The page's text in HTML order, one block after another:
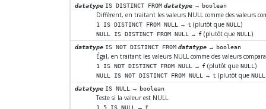
datatype IS DISTINCT FROM datatype → boolean
Différent, en traitant les valeurs NULL comme des valeurs
1 IS DISTINCT FROM NULL → t (plutôt que NULL )
NULL IS DISTINCT FROM NULL → f(plutôt que NULL )
datatype IS NOT DISTINCT FROM datatype → boolean
Égal, en traitant les valeurs NULL comme des valeurs
1 IS NOT DISTINCT FROM NULL → f(plutôt que NULL )
NULL IS NOT DISTINCT FROM NULL → t (plutôt que NULL
datatype IS NULL → boolean
Teste si la valeur est NULL.
1.5 IS NULL → f